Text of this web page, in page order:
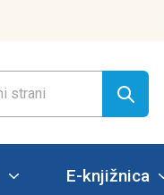
E-knjižnica